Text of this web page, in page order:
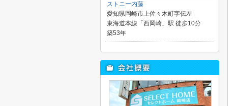
ストニー内藤
愛知県岡崎市上佐々木町字伝左
東海道本線「西岡崎」駅 徒歩10分
築53年